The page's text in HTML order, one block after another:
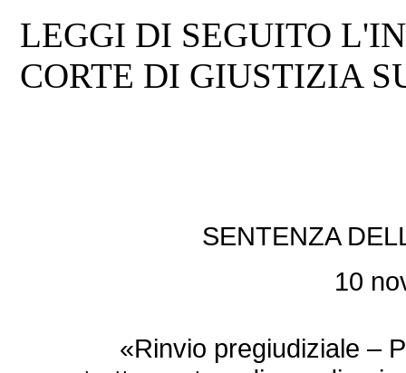
LEGGI DI SEGUITO
CORTE DI GIUSTIZIA
SENTENZA
10
«Rinvio pregiudiziale –